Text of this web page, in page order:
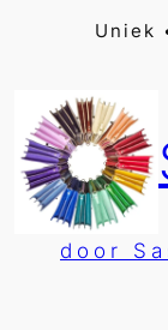
inhoud
Uniek
door